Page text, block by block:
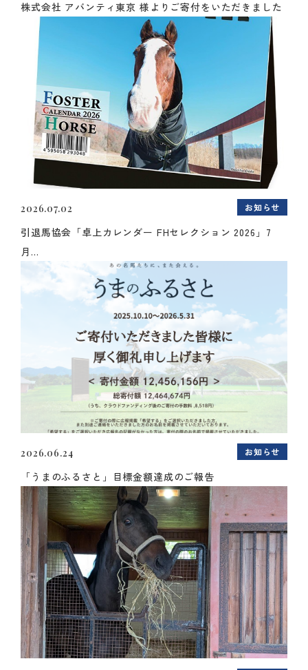
株式会社 アバンティ東京 様よりご寄付をいただきました
2026.07.02 お知らせ
引退馬協会「卓上カレンダー FHセレクション 2026」7
月...
2026.06.24 お知らせ
「うまのふるさと」目標金額達成のご報告